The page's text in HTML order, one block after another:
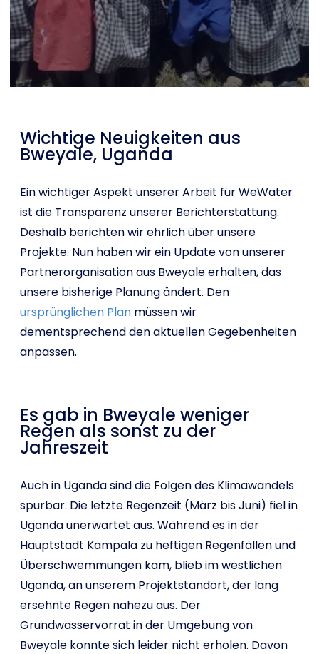
Shop
English
Wichtige Neuigkeiten aus
Bweyale, Uganda
Ein wichtiger Aspekt unserer Arbeit für WeWater
ist die Transparenz unserer Berichterstattung.
Deshalb berichten wir ehrlich über unsere
Projekte. Nun haben wir ein Update von unserer
Partnerorganisation aus Bweyale erhalten, das
unsere bisherige Planung ändert. Den
ursprünglichen Plan müssen wir
dementsprechend den aktuellen Gegebenheiten
anpassen.
Es gab in Bweyale weniger
Regen als sonst zu der
Jahreszeit
Auch in Uganda sind die Folgen des Klimawandels
spürbar. Die letzte Regenzeit (März bis Juni) fiel in
Uganda unerwartet aus. Während es in der
Hauptstadt Kampala zu heftigen Regenfällen und
Überschwemmungen kam, blieb im westlichen
Uganda, an unserem Projektstandort, der lang
ersehnte Regen nahezu aus. Der
Grundwasservorrat in der Umgebung von
Bweyale konnte sich leider nicht erholen. Davon